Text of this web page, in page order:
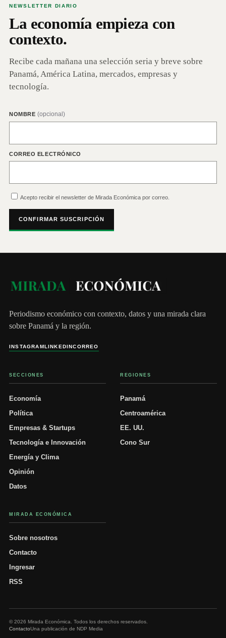
NEWSLETTER DIARIO
La economía empieza con
contexto.
Recibe cada mañana una selección seria y breve sobre
Panamá, América Latina, mercados, empresas y
tecnología.
NOMBRE (opcional)
CORREO ELECTRÓNICO
Acepto recibir el newsletter de Mirada Económica por correo.
CONFIRMAR SUSCRIPCIÓN
Periodismo económico con contexto, datos y una mirada clara
sobre Panamá y la región.
INSTAGRAMLINKEDINCORREO
SECCIONES
Economía
Política
Empresas & Startups
Tecnología e Innovación
Energía y Clima
Opinión
Datos
REGIONES
Panamá
Centroamérica
EE. UU.
Cono Sur
MIRADA ECONÓMICA
Sobre nosotros
Contacto
Ingresar
RSS
© 2026 Mirada Económica. Todos los derechos reservados.
ContactoUna publicación de NDP Media